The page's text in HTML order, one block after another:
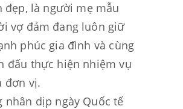
đẹp, là người mẹ mẫu
vợ đảm đang luôn giữ
phúc gia đình và cùng
đấu thực hiện nhiệm vụ
đơn vị.
nhân dịp ngày Quốc tế